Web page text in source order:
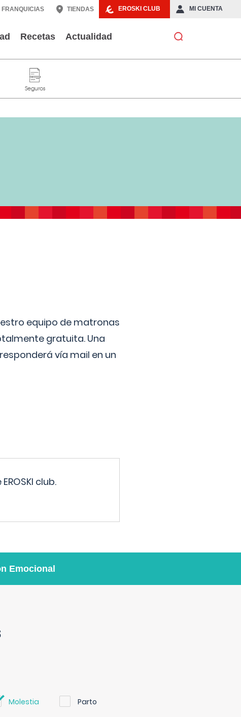
EROSKI CLUB MI CUENTA
FRANQUICIAS TIENDAS
Recetas Actualidad
equipo de matronas
gratuita. Una
vía mail en un
club.
Emocional
Molestia Parto